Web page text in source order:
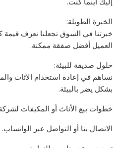
الخبرة الطويلة:
خبرتنا في السوق تجعلنا نعرف
العميل أفضل صفقة ممكنة.
حلول صديقة للبيئة:
نساهم في إعادة استخدام الأثاث
بشكل يضر بالبيئة.
خطوات بيع الأثاث أو المكيفات
الاتصال بنا أو التواصل عبر الواتساب.